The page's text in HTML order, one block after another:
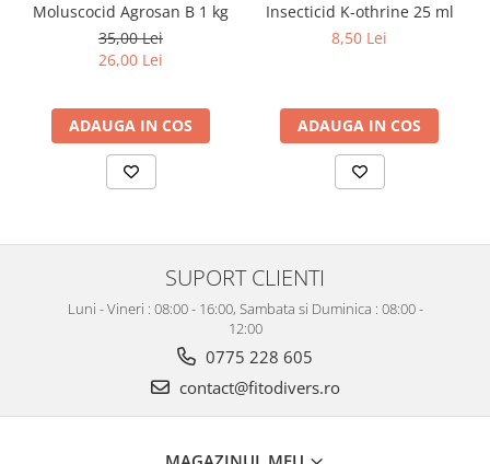
Moluscocid Agrosan B 1 kg
35,00 Lei
26,00 Lei
ADAUGA IN COS
Insecticid K-othrine 25 ml
8,50 Lei
ADAUGA IN COS
SUPORT CLIENTI
Luni - Vineri : 08:00 - 16:00, Sambata si Duminica : 08:00 -
12:00
0775 228 605
contact@fitodivers.ro